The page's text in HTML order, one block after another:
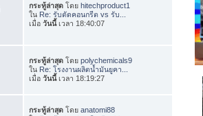
กระทู้ล่าสุด โดยhitechproduct1
ใน Re: รับตัดคอนกรีต vs รับ...
เมื่อวันนี้เวลา 18:40:07
กระทู้ล่าสุด โดยpolychemicals9
ใน Re: โรงงานผลิตน้ำมันยูคา...
เมื่อวันนี้เวลา 18:19:27
กระทู้ล่าสุด โดยanatomi88